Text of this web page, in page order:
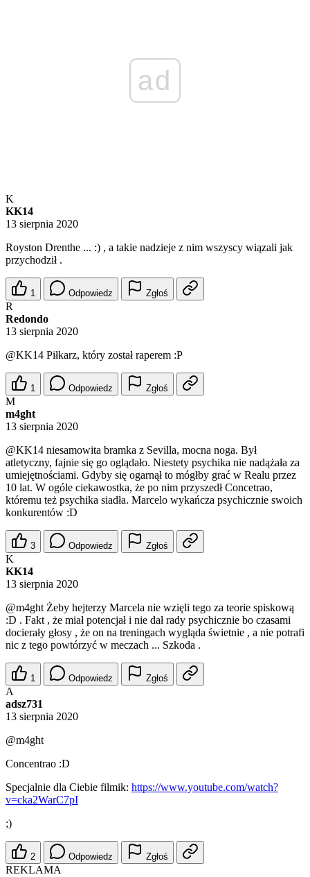
ad
K
KK14
13 sierpnia 2020
Royston Drenthe ... :) , a takie nadzieje z nim wszyscy wiązali jak
przychodził .
1 Odpowiedz Zgłoś
R
Redondo
13 sierpnia 2020
@KK14 Piłkarz, który został raperem :P
1 Odpowiedz Zgłoś
M
m4ght
13 sierpnia 2020
@KK14 niesamowita bramka z Sevilla, mocna noga. Był
atletyczny, fajnie się go oglądało. Niestety psychika nie nadążała za
umiejętnościami. Gdyby się ogarnął to mógłby grać w Realu przez
10 lat. W ogóle ciekawostka, że po nim przyszedł Concetrao,
któremu też psychika siadła. Marcelo wykańcza psychicznie swoich
konkurentów :D
3 Odpowiedz Zgłoś
K
KK14
13 sierpnia 2020
@m4ght Żeby hejterzy Marcela nie wzięli tego za teorie spiskową
:D . Fakt , że miał potencjał i nie dał rady psychicznie bo czasami
docierały głosy , że on na treningach wygląda świetnie , a nie potrafi
nic z tego powtórzyć w meczach ... Szkoda .
1 Odpowiedz Zgłoś
A
adsz731
13 sierpnia 2020
@m4ght
Concentrao :D
Specjalnie dla Ciebie filmik: https://www.youtube.com/watch?
v=cka2WarC7pI
;)
2 Odpowiedz Zgłoś
REKLAMA